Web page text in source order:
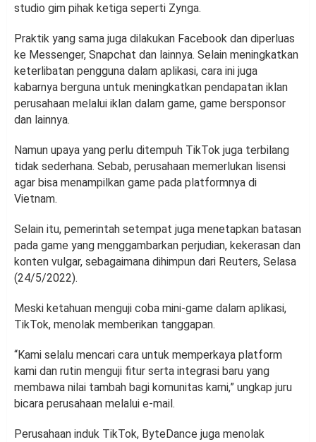
studio gim pihak ketiga seperti Zynga.
Praktik yang sama juga dilakukan Facebook dan diperluas
ke Messenger, Snapchat dan lainnya. Selain meningkatkan
keterlibatan pengguna dalam aplikasi, cara ini juga
kabarnya berguna untuk meningkatkan pendapatan iklan
perusahaan melalui iklan dalam game, game bersponsor
dan lainnya.
Namun upaya yang perlu ditempuh TikTok juga terbilang
tidak sederhana. Sebab, perusahaan memerlukan lisensi
agar bisa menampilkan game pada platformnya di
Vietnam.
Selain itu, pemerintah setempat juga menetapkan batasan
pada game yang menggambarkan perjudian, kekerasan dan
konten vulgar, sebagaimana dihimpun dari Reuters, Selasa
(24/5/2022).
Meski ketahuan menguji coba mini-game dalam aplikasi,
TikTok, menolak memberikan tanggapan.
“Kami selalu mencari cara untuk memperkaya platform
kami dan rutin menguji fitur serta integrasi baru yang
membawa nilai tambah bagi komunitas kami,” ungkap juru
bicara perusahaan melalui e-mail.
Perusahaan induk TikTok, ByteDance juga menolak